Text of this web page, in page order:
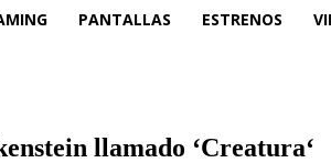
PANTALLAS ESTRENOS
llamado ‘Creatura‘